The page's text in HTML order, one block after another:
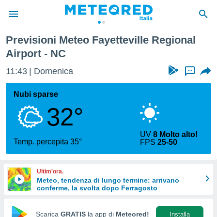
di
per
di
Web
le
Previsioni Meteo Fayetteville Regional
Airport - NC
11:43 Domenica ...
Nubi sparse
32°
Temp. percepita 35°
UV8 Molto alto!
FPS25-50
Ultim'ora.
Meteo, tendenza di lungo termine: arrivano
conferme, la svolta dopo Ferragosto
Scarica GRATIS la app di Meteored! Installa